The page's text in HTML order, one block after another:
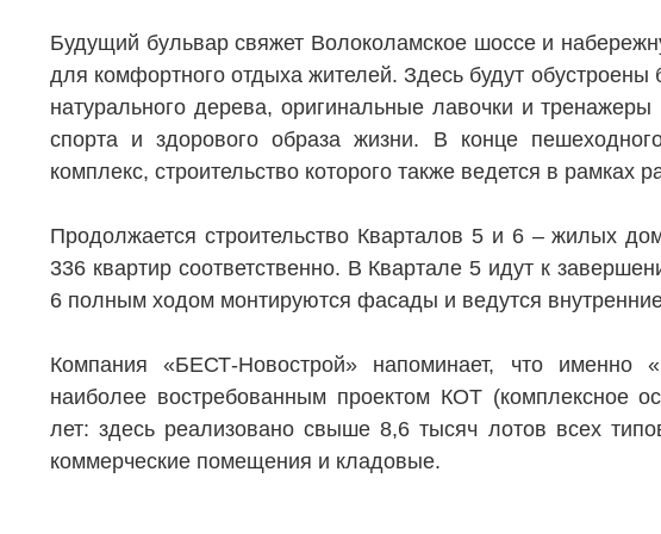
Будущий бульвар свяжет Волоколамское шоссе и
для комфортного отдыха жителей. Здесь будут
натурального дерева, оригинальные лавочки и
спорта и здорового образа жизни. В конце
комплекс, строительство которого также ведется в рамках
Продолжается строительство Кварталов 5 и 6 – жилых
336 квартир соответственно. В Квартале 5 идут к
6 полным ходом монтируются фасады и ведутся
Компания «БЕСТ-Новострой» напоминает, что именно
наиболее востребованным проектом КОТ (комплексное
лет: здесь реализовано свыше 8,6 тысяч лотов всех
коммерческие помещения и кладовые.